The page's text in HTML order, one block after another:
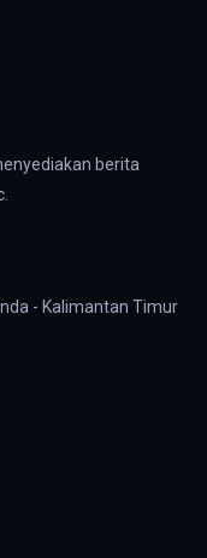
berita
- Kalimantan Timur